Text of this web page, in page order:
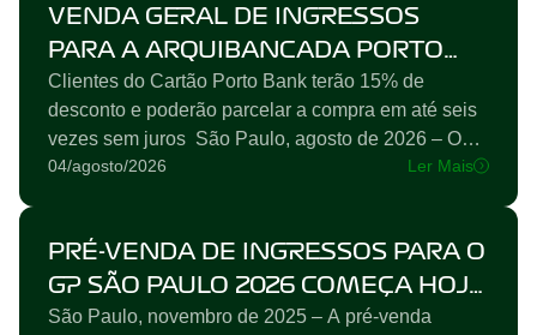
VENDA GERAL DE INGRESSOS
PARA A ARQUIBANCADA PORTO
BANK NO GP SÃO PAULO 2026
COMEÇA EM 27 DE AGOSTO
Clientes do Cartão Porto Bank terão 15% de
desconto e poderão parcelar a compra em até seis
vezes sem juros São Paulo, agosto de 2026 – Os
apaixonados por automobilismo já podem
MSC Cruises Grande Prêmio de São Paulo 2026
começa nesta quinta-feira, 27 de agosto,
exclusivamente para clientes do Cartão Porto
04/agosto/2026 Ler Mais
PRÉ-VENDA DE INGRESSOS PARA O
GP SÃO PAULO 2026 COMEÇA HOJE
AO MEIO-DIA
São Paulo, novembro de 2025 – A pré-venda